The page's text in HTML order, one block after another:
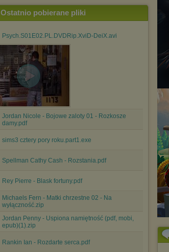
Ostatnio pobierane pliki
Psych.S01E02.PL.DVDRip.XviD-DeiX.avi
Jordan Nicole - Bojowe zaloty 01 - Rozkosze
damy.pdf
sims3 cztery pory roku.part1.exe
Spellman Cathy Cash - Rozstania.pdf
Rey Pierre - Blask fortuny.pdf
Michaels Fern - Matki chrzestne 02 - Na
wyłączność.zip
Jordan Penny - Uspiona namiętność (pdf, mobi,
epub)(1).zip
Rankin Ian - Rozdarte serca.pdf